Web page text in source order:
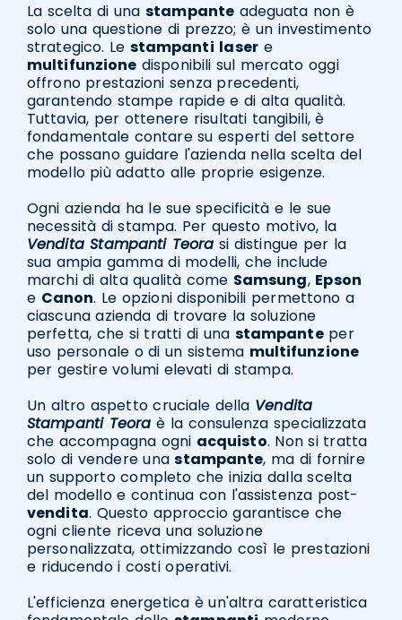
La scelta di unastampante adeguata non è
solo una questione di prezzo; è un investimento
strategico. Le stampanti lasere
multifunzione disponibili sul mercato oggi
offrono prestazioni senza precedenti,
garantendo stampe rapide e di alta qualità.
Tuttavia, per ottenere risultati tangibili, è
fondamentale contare su esperti del settore
che possano guidare l'azienda nella scelta del
modello più adatto alle proprie esigenze.
Ogni azienda ha le sue specificità e le sue
necessità di stampa. Per questo motivo, la
Vendita Stampanti Teora si distingue per la
sua ampia gamma di modelli, che include
marchi di alta qualità come Samsung, Epson
e Canon. Le opzioni disponibili permettono a
ciascuna azienda di trovare la soluzione
perfetta, che si tratti di una stampanteper
uso personale o di un sistema multifunzione
per gestire volumi elevati di stampa.
Un altro aspetto cruciale della Vendita
Stampanti Teora è la consulenza specializzata
che accompagna ogni acquisto. Non si tratta
solo di vendere unastampante, ma di fornire
un supporto completo che inizia dalla scelta
del modello e continua con l'assistenza post-
vendita. Questo approccio garantisce che
ogni cliente riceva una soluzione
personalizzata, ottimizzando così le prestazioni
e riducendo i costi operativi.
L'efficienza energetica è un'altra caratteristica